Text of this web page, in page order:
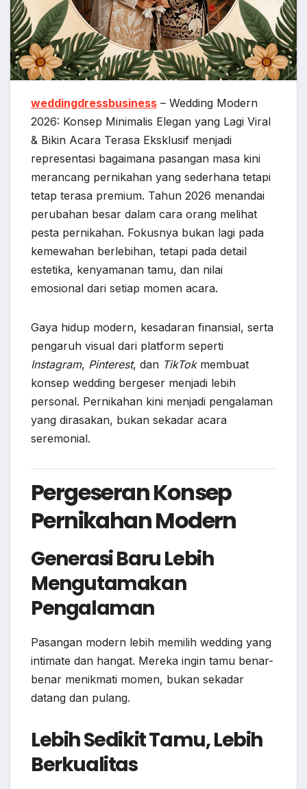
weddingdressbusiness – Wedding Modern
2026: Konsep Minimalis Elegan yang Lagi Viral
& Bikin Acara Terasa Eksklusif menjadi
representasi bagaimana pasangan masa kini
merancang pernikahan yang sederhana tetapi
tetap terasa premium. Tahun 2026 menandai
perubahan besar dalam cara orang melihat
pesta pernikahan. Fokusnya bukan lagi pada
kemewahan berlebihan, tetapi pada detail
estetika, kenyamanan tamu, dan nilai
emosional dari setiap momen acara.
Gaya hidup modern, kesadaran finansial, serta
pengaruh visual dari platform seperti
Instagram, Pinterest, dan TikTokmembuat
konsep wedding bergeser menjadi lebih
personal. Pernikahan kini menjadi pengalaman
yang dirasakan, bukan sekadar acara
seremonial.
Pergeseran Konsep
Pernikahan Modern
Generasi Baru Lebih
Mengutamakan
Pengalaman
Pasangan modern lebih memilih wedding yang
intimate dan hangat. Mereka ingin tamu benar-
benar menikmati momen, bukan sekadar
datang dan pulang.
Lebih Sedikit Tamu, Lebih
Berkualitas